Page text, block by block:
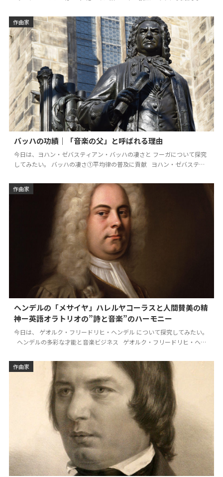
作曲家
バッハの功績｜「音楽の父」と呼ばれる理由
今日は、ヨハン・ゼバスティアン・バッハの凄さと フーガについて探究
してみたい。 バッハの凄さ①平均律の普及に貢献 ヨハン・ゼバスティ
作曲家
ヘンデルの「メサイヤ」ハレルヤコーラスと人間賛美の精
神ー英語オラトリオの”詩と音楽”のハーモニー
今日は、 ゲオルク・フリードリヒ・ヘンデル について探究してみたい。
ヘンデルの多彩な才能と音楽ビジネス ゲオルク・フリードリヒ・ヘン
作曲家